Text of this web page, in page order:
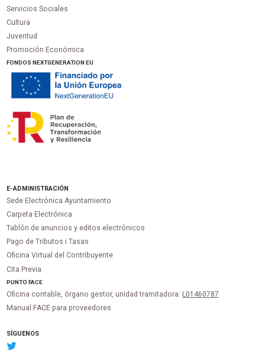
Servicios Sociales
Cultura
Juventud
Promoción Económica
FONDOS NEXTGENERATION EU
E-ADMINISTRACIÓN
Sede Electrónica Ayuntamiento
Carpeta Electrónica
Tablón de anuncios y editos electrónicos
Pago de Tributos i Tasas
Oficina Virtual del Contribuyente
Cita Previa
PUNTOFACE
Oficina contable, órgano gestor, unidad tramitadora: L01460787
Manual FACE para proveedores
SÍGUENOS